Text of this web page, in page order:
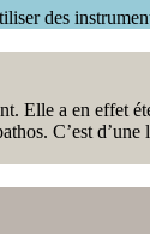
des
Elle a en effet
C’est d’une